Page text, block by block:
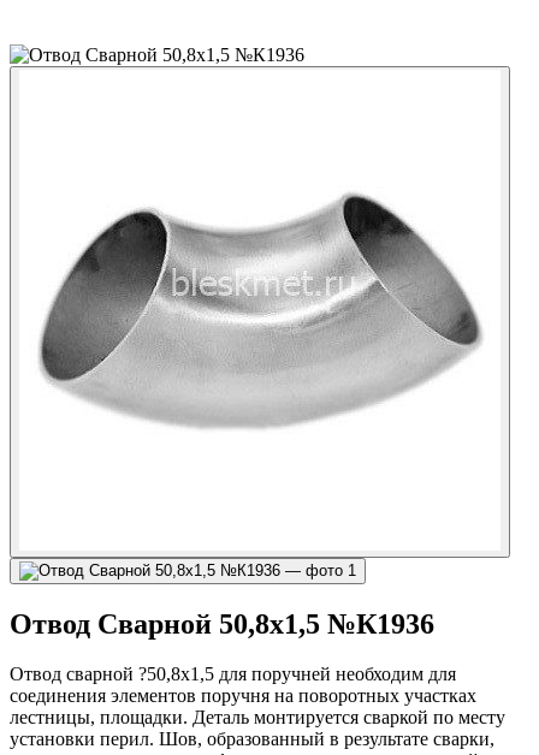
Отвод Сварной 50,8х1,5 №К1936
Отвод сварной ?50,8х1,5 для поручней необходим для
соединения элементов поручня на поворотных участках
лестницы, площадки. Деталь монтируется сваркой по месту
установки перил. Шов, образованный в результате сварки,